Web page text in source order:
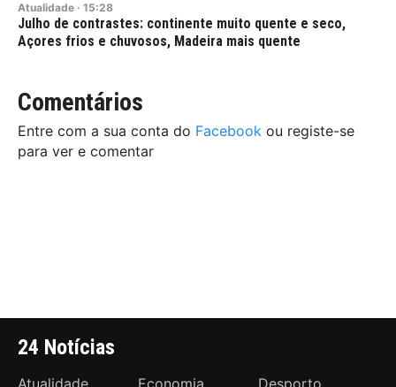
Atualidade · 15:28
Julho de contrastes: continente muito quente e seco,
Açores frios e chuvosos, Madeira mais quente
Comentários
Entre com a sua conta do Facebook ou registe-se
para ver e comentar
24 Notícias